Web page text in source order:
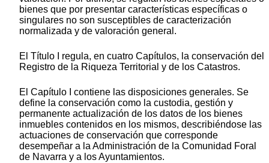
bienes que por presentar características específicas o
singulares no son susceptibles de caracterización
normalizada y de valoración general.
El Título I regula, en cuatro Capítulos, la conservación del
Registro de la Riqueza Territorial y de los Catastros.
El Capítulo I contiene las disposiciones generales. Se
define la conservación como la custodia, gestión y
permanente actualización de los datos de los bienes
inmuebles contenidos en los mismos, describiéndose las
actuaciones de conservación que corresponde
desempeñar a la Administración de la Comunidad Foral
de Navarra y a los Ayuntamientos.